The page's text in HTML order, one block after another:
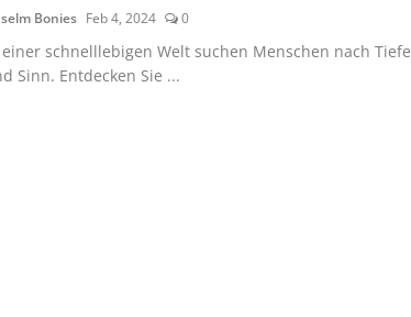
Bonies Feb 4, 2024 0
schnelllebigen Welt suchen Menschen nach Tiefe
Sinn. Entdecken Sie ...